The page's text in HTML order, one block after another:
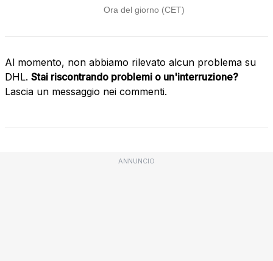
Al momento, non abbiamo rilevato alcun problema su
DHL. Stai riscontrando problemi o un'interruzione?
Lascia un messaggio nei commenti.
ANNUNCIO